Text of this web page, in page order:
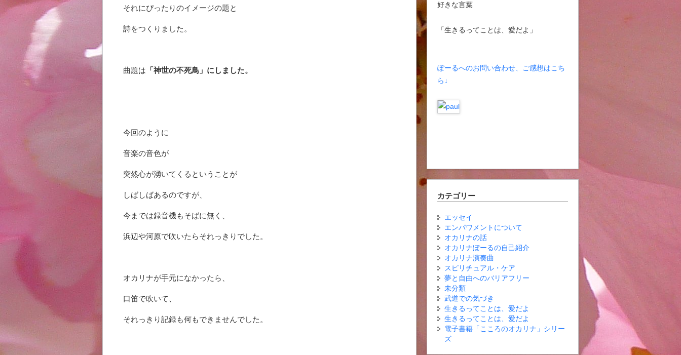
それにぴったりのイメージの題と
詩をつくりました。
曲題は 「神世の不死鳥」にしました。
今回のように
音楽の音色が
突然心が湧いてくるということが
しばしばあるのですが、
今までは録音機もそばに無く、
浜辺や河原で吹いたらそれっきりでした。
オカリナが手元になかったら、
口笛で吹いて、
それっきり記録も何もできませんでした。
好きな言葉
「生きるってことは、愛だよ」
ぽーるへのお問い合わせ、ご感想はこち
ら↓
カテゴリー
エッセイ
エンパワメントについて
オカリナの話
オカリナぽーるの自己紹介
オカリナ演奏曲
スピリチュアル・ケア
夢と自由へのバリアフリー
未分類
武道での気づき
生きるってことは、愛だよ
生きるってことは、愛だよ
電子書籍「こころのオカリナ」シリー
ズ